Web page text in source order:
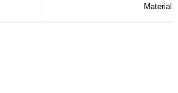
Material